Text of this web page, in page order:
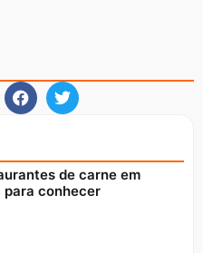
de carne em
para conhecer